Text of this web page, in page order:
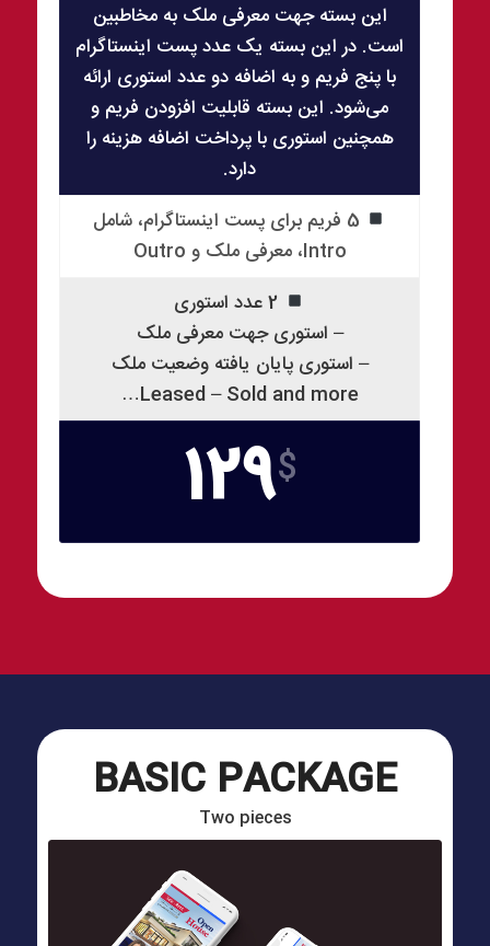
این بسته جهت معرفی ملک به مخاطبین
است. در این بسته یک عدد پست اینستاگرام
با پنج فریم و به اضافه دو عدد استوری ارائه
می‌شود. این بسته قابلیت افزودن فریم و
همچنین استوری با پرداخت اضافه هزینه را
دارد.
5 فریم برای پست اینستاگرام، شامل
Intro، معرفی ملک و Outro
– استوری جهت معرفی ملک
– استوری پایان یافته وضعیت ملک
Leased – Sold and more…
129$
BASIC PACKAGE
Two pieces